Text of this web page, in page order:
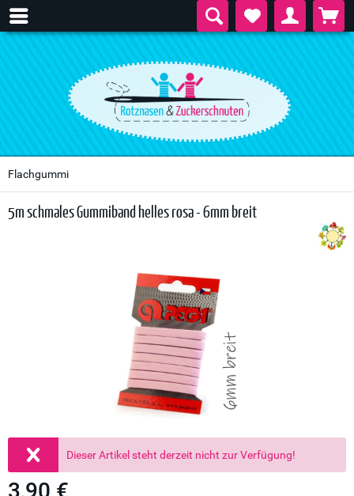
Flachgummi
5m schmales Gummiband helles rosa - 6mm breit
Dieser Artikel steht derzeit nicht zur Verfügung!